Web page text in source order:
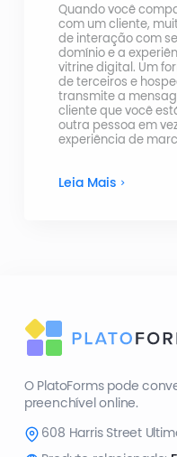
Quando você
com um cliente,
de interação com
domínio e a
vitrine digital. Um
de terceiros e
transmite a
cliente que você
outra pessoa em
experiência de
Leia Mais
O PlatoForms pode
preenchível online.
608 Harris Street